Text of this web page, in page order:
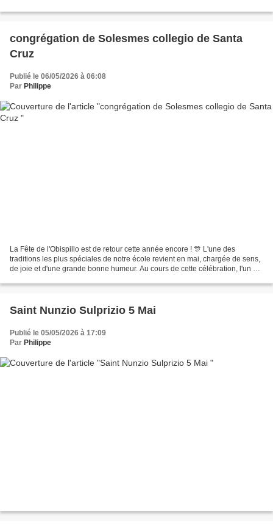
congrégation de Solesmes collegio de Santa
Cruz
Publié le 06/05/2026 à 06:08
Par Philippe
La Fête de l'Obispillo est de retour cette année encore ! 🎊 L'une des
traditions les plus spéciales de notre école revient en mai, chargée de sens,
de joie et d'une grande bonne humeur. Au cours de cette célébration, l'un de
Saint Nunzio Sulprizio 5 Mai
Publié le 05/05/2026 à 17:09
Par Philippe